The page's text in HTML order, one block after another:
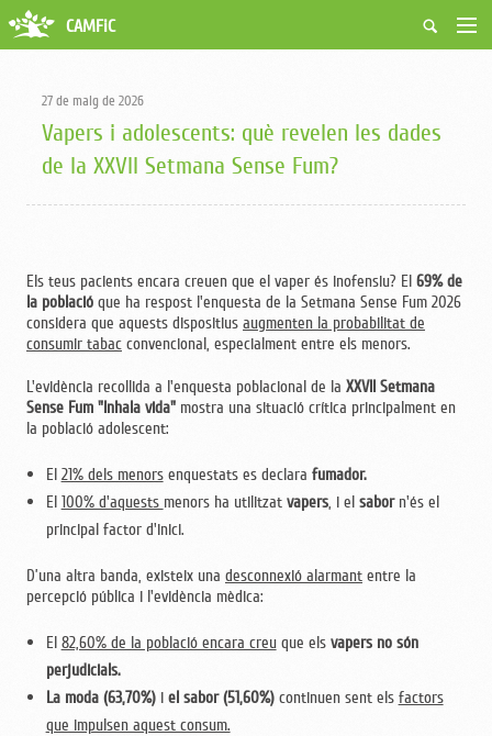
Qui som
Activitats
Borsa de treball
Ciutadans
CAMFiC
27 de maig de 2026
Vapers i adolescents: què revelen les dades
de la XXVII Setmana Sense Fum?
Els teus pacients encara creuen que el vaper és inofensiu? El 69% de
la població que ha respost l'enquesta de la Setmana Sense Fum 2026
considera que aquests dispositius augmenten la probabilitat de
consumir tabac convencional, especialment entre els menors.
L'evidència recollida a l'enquesta poblacional de la XXVII Setmana
Sense Fum "Inhala vida" mostra una situació crítica principalment en
la població adolescent:
El 21% dels menorsenquestats es declara fumador.
El 100% d'aquests menors ha utilitzat vapers, i el sabor n'és el
principal factor d'inici.
D’una altra banda, existeix una desconnexió alarmant entre la
percepció pública i l'evidència mèdica:
El 82,60% de la població encara creuque els vapers no són
perjudicials.
La moda (63,70%)i el sabor (51,60%)continuen sent els factors
que impulsen aquest consum.